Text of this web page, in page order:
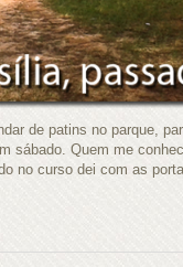
de patins no parque,
sábado. Quem me
no curso dei com as